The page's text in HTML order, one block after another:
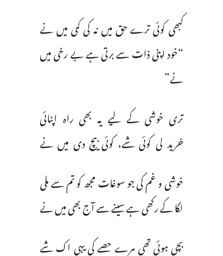
کبھی کوئی ترے حق میں نہ کی کمی میں نے
“خود اپنی ذات سے برتی ہے بے رخی میں
نے”
تری خوشی کے لیے یہ بھی راہ اپنائی
خرید لی کوئی شے، کوئی بیچ دی میں نے
خوشی و غم کی جو سوغات مجھ کو تم سے ملی
لگا کے رکھی ہے سینے سے آج بھی میں نے
بچی ہوئی تھی مرے حصے کی یہی اک شے